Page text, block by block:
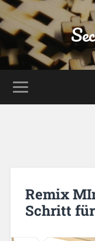
Remix
Schritt für